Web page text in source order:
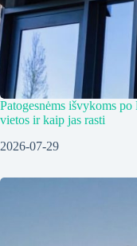
Patogesnėms išvykoms
vietos ir kaip jas rasti
2026-07-29